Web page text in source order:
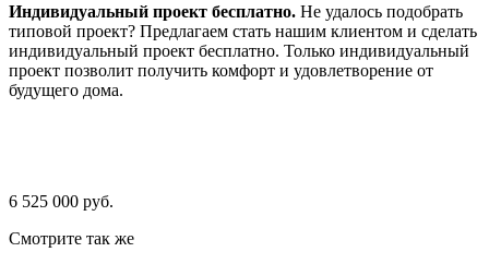
Индивидуальный проект бесплатно. Не удалось подобрать
типовой проект? Предлагаем стать нашим клиентом и сделать
индивидуальный проект бесплатно. Только индивидуальный
проект позволит получить комфорт и удовлетворение от
будущего дома.
6 525 000 руб.
Смотрите так же